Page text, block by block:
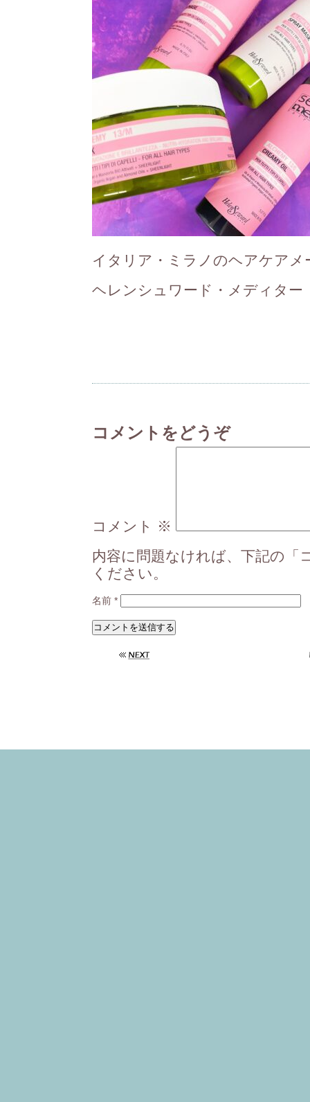
イタリア・ミラノのヘアケアメ
ヘレンシュワード・メディター
コメントをどうぞ
コメント
※
内容に問題なければ、下記の「
ください。
名前 *